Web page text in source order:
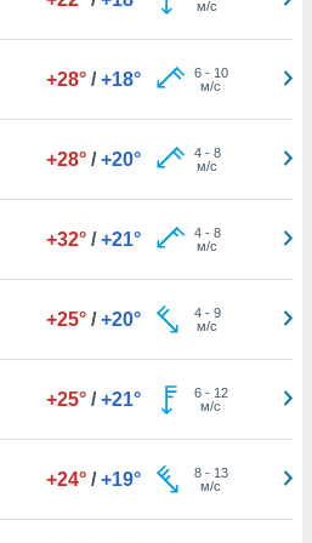
м/с
+28° / +18° 6- 10
м/с
+28° / +20° 4- 8
м/с
+32° / +21° 4- 8
м/с
+25° / +20° 4- 9
м/с
+25° / +21° 6- 12
м/с
+24° / +19° 8- 13
м/с